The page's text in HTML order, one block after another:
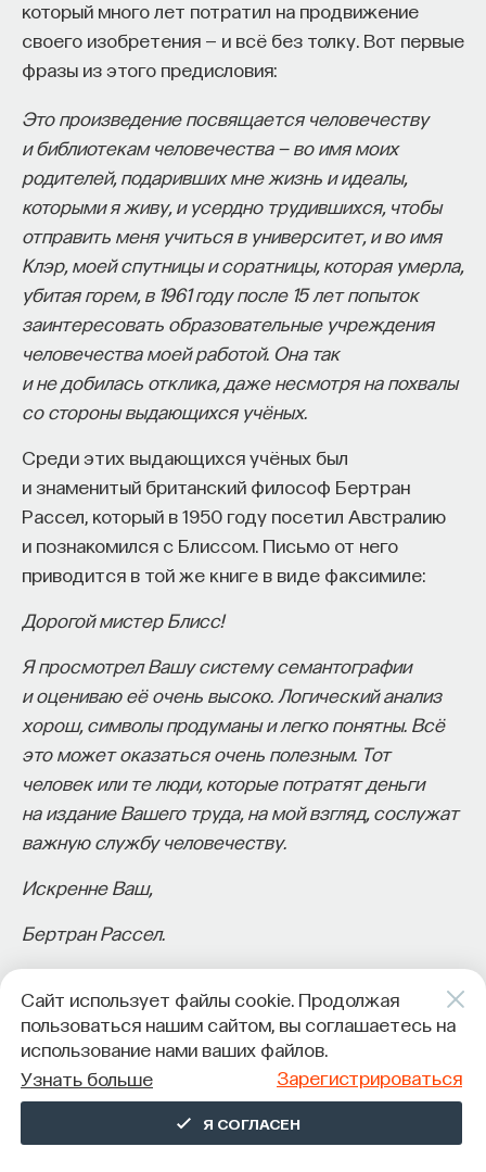
который много лет потратил на продвижение
своего изобретения — и всё без толку. Вот первые
фразы из этого предисловия:
Это произведение посвящается человечеству
и библиотекам человечества — во имя моих
родителей, подаривших мне жизнь и идеалы,
которыми я живу, и усердно трудившихся, чтобы
отправить меня учиться в университет, и во имя
Клэр, моей спутницы и соратницы, которая умерла,
убитая горем, в 1961 году после 15 лет попыток
заинтересовать образовательные учреждения
человечества моей работой. Она так
и не добилась отклика, даже несмотря на похвалы
со стороны выдающихся учёных.
Среди этих выдающихся учёных был
и знаменитый британский философ Бертран
Рассел, который в 1950 году посетил Австралию
и познакомился с Блиссом. Письмо от него
приводится в той же книге в виде факсимиле:
Дорогой мистер Блисс!
Я просмотрел Вашу систему семантографии
и оцениваю её очень высоко. Логический анализ
хорош, символы продуманы и легко понятны. Всё
это может оказаться очень полезным. Тот
человек или те люди, которые потратят деньги
на издание Вашего труда, на мой взгляд, сослужат
важную службу человечеству.
Искренне Ваш,
Бертран Рассел.
Вам будет угодно.
Чарльз Блисс умер в 1985 году, но его
изобретение так и не стало универсальным
человечество от столь нелюбимого Блиссом
Сайт использует файлы cookie. Продолжая
пользоваться нашим сайтом, вы соглашаетесь на
использование нами ваших файлов.
Узнать больше
Зарегистрироваться
Я СОГЛАСЕН